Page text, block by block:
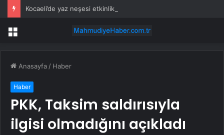
Kocaeli’de yaz neşesi etkinlikleri yoğun ilgi görüyor
Menü
Anasayfa / Haber
Haber
PKK, Taksim saldırısıyla
ilgisi olmadığını açıkladı